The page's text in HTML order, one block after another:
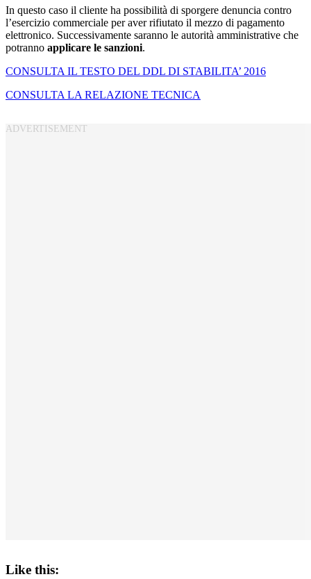
In questo caso il cliente ha possibilità di sporgere denuncia contro
l’esercizio commerciale per aver rifiutato il mezzo di pagamento
elettronico. Successivamente saranno le autorità amministrative che
potranno applicare le sanzioni.
CONSULTA IL TESTO DEL DDL DI STABILITA’ 2016
CONSULTA LA RELAZIONE TECNICA
Like this: